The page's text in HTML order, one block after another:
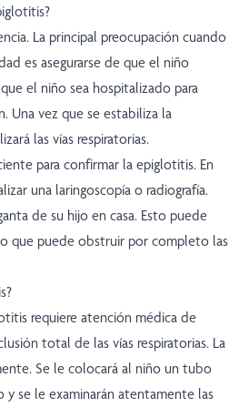
La principal preocupación cuando
es asegurarse de que el niño
el niño sea hospitalizado para
Una vez que se estabiliza la
las vías respiratorias.
para confirmar la epiglotitis. En
una laringoscopía o radiografía.
de su hijo en casa. Esto puede
que puede obstruir por completo las
requiere atención médica de
total de las vías respiratorias. La
Se le colocará al niño un tubo
y se le examinarán atentamente las